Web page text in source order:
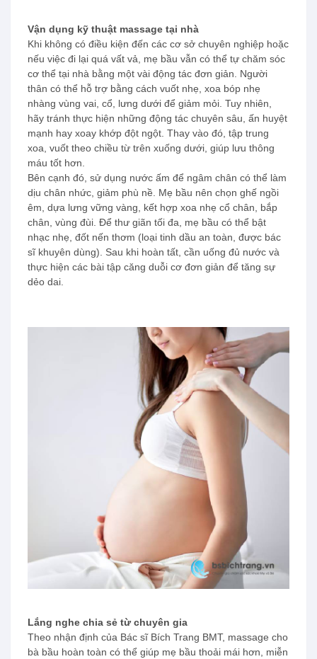
Vận dụng kỹ thuật massage tại nhà
Khi không có điều kiện đến các cơ sở chuyên nghiệp hoặc
nếu việc đi lại quá vất vả, mẹ bầu vẫn có thể tự chăm sóc
cơ thể tại nhà bằng một vài động tác đơn giản. Người
thân có thể hỗ trợ bằng cách vuốt nhẹ, xoa bóp nhẹ
nhàng vùng vai, cổ, lưng dưới để giảm mỏi. Tuy nhiên,
hãy tránh thực hiện những động tác chuyên sâu, ấn huyệt
mạnh hay xoay khớp đột ngột. Thay vào đó, tập trung
xoa, vuốt theo chiều từ trên xuống dưới, giúp lưu thông
máu tốt hơn.
Bên cạnh đó, sử dụng nước ấm để ngâm chân có thể làm
dịu chân nhức, giảm phù nề. Mẹ bầu nên chọn ghế ngồi
êm, dựa lưng vững vàng, kết hợp xoa nhẹ cổ chân, bắp
chân, vùng đùi. Để thư giãn tối đa, mẹ bầu có thể bật
nhạc nhẹ, đốt nến thơm (loại tinh dầu an toàn, được bác
sĩ khuyên dùng). Sau khi hoàn tất, cần uống đủ nước và
thực hiện các bài tập căng duỗi cơ đơn giản để tăng sự
dẻo dai.
Lắng nghe chia sẻ từ chuyên gia
Theo nhận định của Bác sĩ Bích Trang BMT, massage cho
bà bầu hoàn toàn có thể giúp mẹ bầu thoải mái hơn, miễn